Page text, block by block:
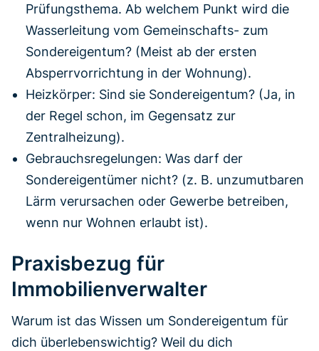
Prüfungsthema. Ab welchem Punkt wird die
Wasserleitung vom Gemeinschafts- zum
Sondereigentum? (Meist ab der ersten
Absperrvorrichtung in der Wohnung).
Heizkörper: Sind sie Sondereigentum? (Ja, in
der Regel schon, im Gegensatz zur
Zentralheizung).
Gebrauchsregelungen: Was darf der
Sondereigentümer nicht? (z. B. unzumutbaren
Lärm verursachen oder Gewerbe betreiben,
wenn nur Wohnen erlaubt ist).
Praxisbezug für
Immobilienverwalter
Warum ist das Wissen um Sondereigentum für
dich überlebenswichtig? Weil du dich